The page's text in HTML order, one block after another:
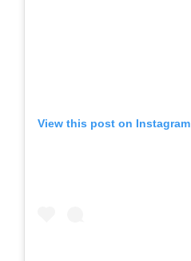
View this post on Instagram